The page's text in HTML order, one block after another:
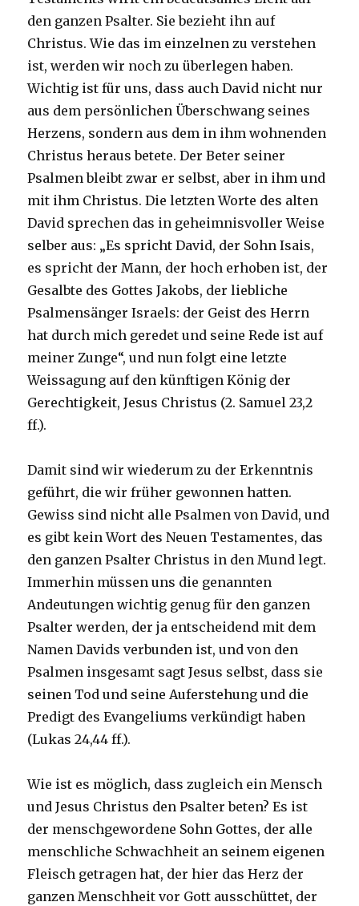
den ganzen Psalter. Sie bezieht ihn auf
Christus. Wie das im einzelnen zu verstehen
ist, werden wir noch zu überlegen haben.
Wichtig ist für uns, dass auch David nicht nur
aus dem persönlichen Überschwang seines
Herzens, sondern aus dem in ihm wohnenden
Christus heraus betete. Der Beter seiner
Psalmen bleibt zwar er selbst, aber in ihm und
mit ihm Christus. Die letzten Worte des alten
David sprechen das in geheimnisvoller Weise
selber aus: „Es spricht David, der Sohn Isais,
es spricht der Mann, der hoch erhoben ist, der
Gesalbte des Gottes Jakobs, der liebliche
Psalmensänger Israels: der Geist des Herrn
hat durch mich geredet und seine Rede ist auf
meiner Zunge“, und nun folgt eine letzte
Weissagung auf den künftigen König der
Gerechtigkeit, Jesus Christus (2. Samuel 23,2
ff.).
Damit sind wir wiederum zu der Erkenntnis
geführt, die wir früher gewonnen hatten.
Gewiss sind nicht alle Psalmen von David, und
es gibt kein Wort des Neuen Testamentes, das
den ganzen Psalter Christus in den Mund legt.
Immerhin müssen uns die genannten
Andeutungen wichtig genug für den ganzen
Psalter werden, der ja entscheidend mit dem
Namen Davids verbunden ist, und von den
Psalmen insgesamt sagt Jesus selbst, dass sie
seinen Tod und seine Auferstehung und die
Predigt des Evangeliums verkündigt haben
(Lukas 24,44 ff.).
Wie ist es möglich, dass zugleich ein Mensch
und Jesus Christus den Psalter beten? Es ist
der menschgewordene Sohn Gottes, der alle
menschliche Schwachheit an seinem eigenen
Fleisch getragen hat, der hier das Herz der
ganzen Menschheit vor Gott ausschüttet, der